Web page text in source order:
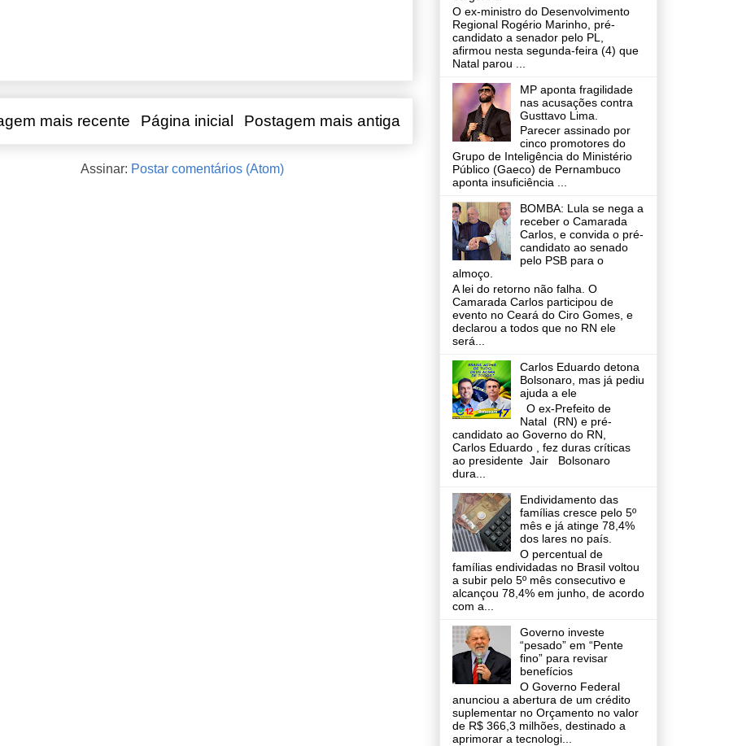
mais recente Postagem mais antiga
Página inicial
Assinar: Postar comentários (Atom)
O ex-ministro do Desenvolvimento
Regional Rogério Marinho, pré-
candidato a senador pelo PL,
afirmou nesta segunda-feira (4) que
Natal parou ...
MP aponta fragilidade
nas acusações contra
Gusttavo Lima.
Parecer assinado por
cinco promotores do
Grupo de Inteligência do Ministério
Público (Gaeco) de Pernambuco
aponta insuficiência ...
BOMBA: Lula se nega a
receber o Camarada
Carlos, e convida o pré-
candidato ao senado
pelo PSB para o
almoço.
A lei do retorno não falha. O
Camarada Carlos participou de
evento no Ceará do Ciro Gomes, e
declarou a todos que no RN ele
será...
Carlos Eduardo detona
Bolsonaro, mas já pediu
ajuda a ele
O ex-Prefeito de
Natal (RN) e pré-
candidato ao Governo do RN,
Carlos Eduardo , fez duras críticas
ao presidente Jair Bolsonaro
dura...
Endividamento das
famílias cresce pelo 5º
mês e já atinge 78,4%
dos lares no país.
O percentual de
famílias endividadas no Brasil voltou
a subir pelo 5º mês consecutivo e
alcançou 78,4% em junho, de acordo
com a...
Governo investe
“pesado” em “Pente
fino” para revisar
benefícios
O Governo Federal
anunciou a abertura de um crédito
suplementar no Orçamento no valor
de R$ 366,3 milhões, destinado a
aprimorar a tecnologi...